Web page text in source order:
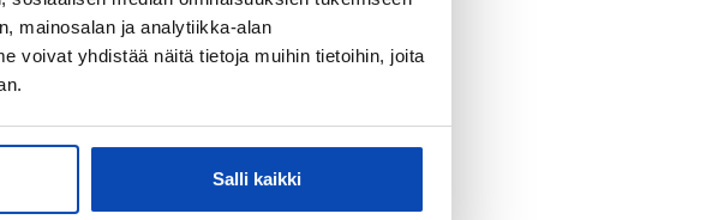
mainosalan ja analytiikka-alan
voivat yhdistää näitä tietoja muihin tietoihin, joita
Salli kaikki